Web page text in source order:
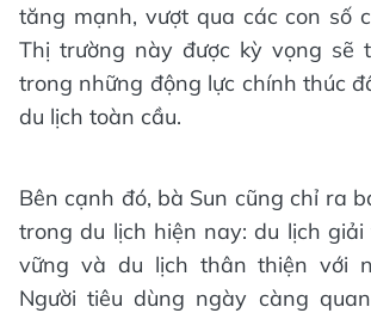
tăng mạnh, vượt qua các con số
Thị trường này được kỳ vọng sẽ
trong những động lực chính thúc
du lịch toàn cầu.
Bên cạnh đó, bà Sun cũng chỉ ra
trong du lịch hiện nay: du lịch giải
vững và du lịch thân thiện với
Người tiêu dùng ngày càng